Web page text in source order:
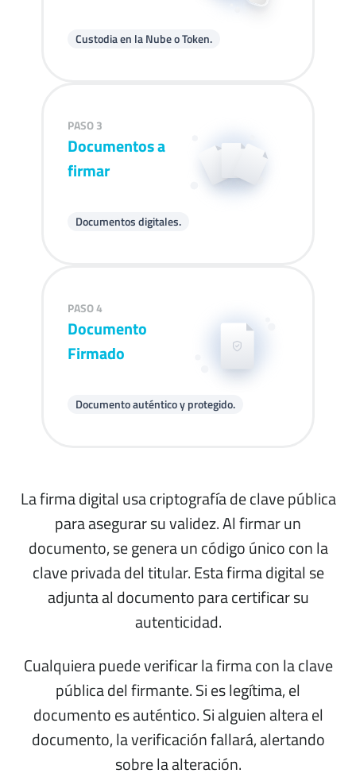
Custodia en la Nube o Token.
PASO 3
Documentos a
firmar
Documentos digitales.
PASO 4
Documento
Firmado
Documento auténtico y protegido.
La firma digital usa criptografía de clave pública
para asegurar su validez. Al firmar un
documento, se genera un código único con la
clave privada del titular. Esta firma digital se
adjunta al documento para certificar su
autenticidad.
Cualquiera puede verificar la firma con la clave
pública del firmante. Si es legítima, el
documento es auténtico. Si alguien altera el
documento, la verificación fallará, alertando
sobre la alteración.